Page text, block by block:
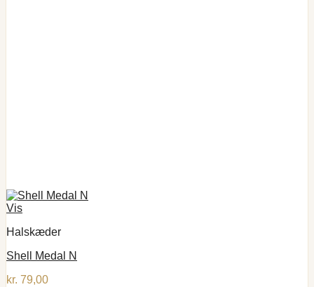
Vis
Halskæder
Shell Medal N
kr. 79,00